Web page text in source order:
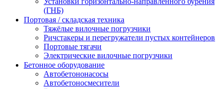
(ГНБ)
Портовая / складская техника
Тяжёлые вилочные погрузчики
Ричстакеры и перегружатели пустых контейнеров
Портовые тягачи
Электрические вилочные погрузчики
Бетонное оборудование
Автобетононасосы
Автобетоносмесители